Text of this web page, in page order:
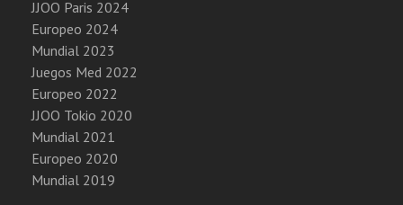
JJOO Paris 2024
Europeo 2024
Mundial 2023
Juegos Med 2022
Europeo 2022
JJOO Tokio 2020
Mundial 2021
Europeo 2020
Mundial 2019